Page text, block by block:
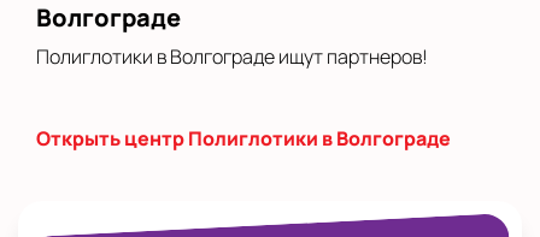
Волгограде
Полиглотики в Волгограде ищут партнеров!
Открыть центр Полиглотики в Волгограде